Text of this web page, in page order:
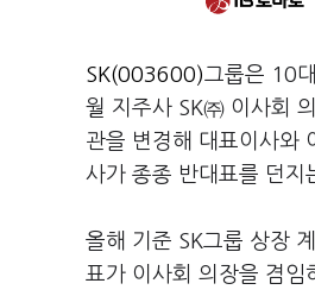
SK(003600)그룹은 10
월 지주사 SK㈜ 이사회
관을 변경해 대표이사와
사가 종종 반대표를 던지
올해 기준 SK그룹 상장
표가 이사회 의장을 겸임